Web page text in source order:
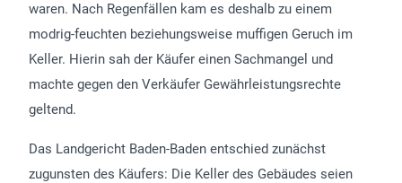
waren. Nach Regenfällen kam es deshalb zu einem
modrig-feuchten beziehungsweise muffigen Geruch im
Keller. Hierin sah der Käufer einen Sachmangel und
machte gegen den Verkäufer Gewährleistungsrechte
geltend.
Das Landgericht Baden-Baden entschied zunächst
zugunsten des Käufers: Die Keller des Gebäudes seien